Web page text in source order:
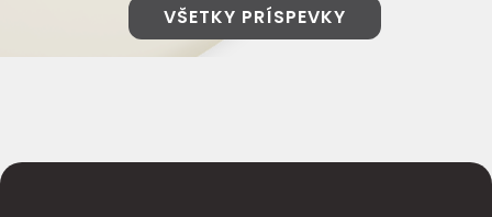
VŠETKY PRÍSPEVKY